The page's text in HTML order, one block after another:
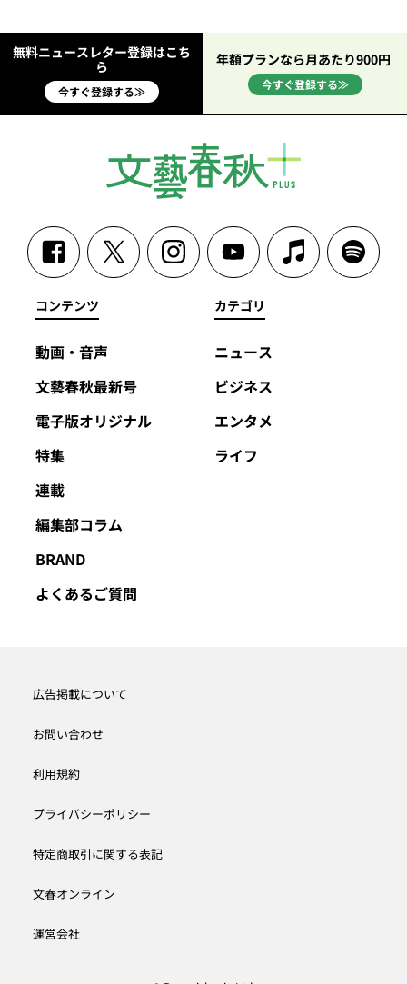
無料ニュースレター登録はこち
ら
今すぐ登録する≫
年額プランなら月あたり900円
今すぐ登録する≫
コンテンツ
動画・音声
文藝春秋最新号
電子版オリジナル
特集
連載
編集部コラム
BRAND
よくあるご質問
カテゴリ
ニュース
ビジネス
エンタメ
ライフ
広告掲載について
お問い合わせ
利用規約
プライバシーポリシー
特定商取引に関する表記
文春オンライン
運営会社